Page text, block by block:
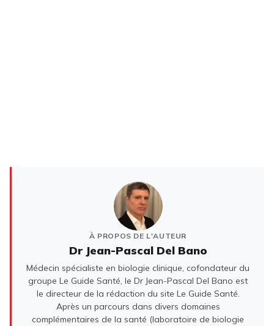
À PROPOS DE L'AUTEUR
Dr Jean-Pascal Del Bano
Médecin spécialiste en biologie clinique, cofondateur du
groupe Le Guide Santé, le Dr Jean-Pascal Del Bano est
le directeur de la rédaction du site Le Guide Santé.
Après un parcours dans divers domaines
complémentaires de la santé (laboratoire de biologie